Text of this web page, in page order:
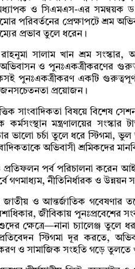
ও সিএমএস-এর সমন্বয়ক ড.
পরিবর্তনের প্রেক্ষাপটে শ্রম
প্রভাব তুলে ধরেন।
সালাম খান শ্রম সংস্কার,
অভিবাসন ও পুনঃএকত্রীকরণের
পুনঃএকত্রীকরণ একটি গুরুত্বপূর্ণ
প্রয়োজন।
সাংবাদিকতা বিষয়ে বিশেষ
কর্মসংস্থান মন্ত্রণালয়ের সংস্কার
ভালো চর্চা তুলে ধরে স্টিগমা,
অভিবাসী শ্রমিকদের
প্রতিফলন পর্ব পরিচালনা করেন
গণমাধ্যম, নীতিনির্ধারক ও উন্নয়ন
ও আন্তর্জাতিক গবেষণার
জীবিকায়
ক্ষেত্রে—নানা চ্যালেঞ্জ তুলে
স্টিগমা দূর করতে,
ও সামাজিক সংহতি গড়ে তুলতে